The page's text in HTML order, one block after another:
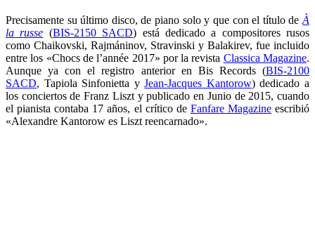
Precisamente su último disco, de piano solo y que con el título de À
la russe (BIS-2150 SACD) está dedicado a compositores rusos
como Chaikovski, Rajmáninov, Stravinski y Balakirev, fue incluido
entre los «Chocs de l’année 2017» por la revista Classica Magazine.
Aunque ya con el registro anterior en Bis Records (BIS-2100
SACD, Tapiola Sinfonietta yJean-Jacques Kantorow) dedicado a
los conciertos de Franz Liszt y publicado en Junio de 2015, cuando
el pianista contaba 17 años, el crítico de Fanfare Magazineescribió
«Alexandre Kantorow es Liszt reencarnado».